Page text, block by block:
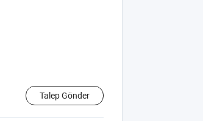
Talep Gönder